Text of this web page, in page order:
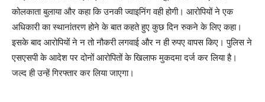
कोलकाता बुलाया और कहा कि उनकी ज्वाइनिंग वही होगी। आरोपियों ने एक
अधिकारी का स्थानांतरण होने के बात कहते हुए कुछ दिन रुकने के लिए कहा।
इसके बाद आरोपियों ने न तो नौकरी लगवाई और न ही रुपए वापस किए। पुलिस ने
एसएसपी के आदेश पर दोनों आरोपितों के खिलाफ मुकदमा दर्ज कर लिया है।
जल्द ही उन्हें गिरफ्तार कर लिया जाएगा।